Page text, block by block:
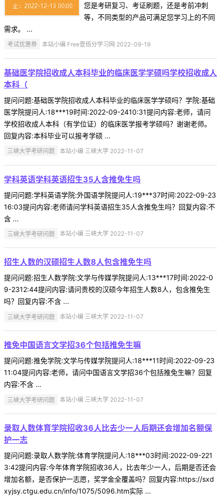
您是考研复习、考证刷题，还是考前冲刺
等，不同类型的产品可满足您学习上的不同
需求。 ...
考试优惠券 本站小编 Free壹佰分学习网 2022-09-19
基础医学院招收成人本科毕业的临床医学学硕吗学校招收成人
本科（
提问问题:基础医学院招收成人本科毕业的临床医学学硕吗？学院:基础
医学院提问人:18***19时间:2022-09-2410:31提问内容:老师，请问
学校招收成人本科（有学位证）的临床医学报考学硕吗？谢谢老师。
回复内容:本科毕业可以报考学硕 ...
三峡大学考研问题 本站小编 三峡大学 2022-11-07
学科英语学科英语招生35人含推免生吗
提问问题:学科英语学院:外国语学院提问人:19***37时间:2022-09-23
16:03提问内容:老师请问学科英语招生35人含推免生吗？回复内容:不
含 ...
三峡大学考研问题 本站小编 三峡大学 2022-11-07
招生人数的汉硕招生人数8人包含推免生吗
提问问题:招生人数学院:文学与传媒学院提问人:13***17时间:2022-0
9-2312:44提问内容:请问贵校的汉硕今年招生人数8人，包含推免生
吗？回复内容:不含 ...
三峡大学考研问题 本站小编 三峡大学 2022-11-07
推免中国语言文学招36个包括推免生嘛
提问问题:推免学院:文学与传媒学院提问人:18***11时间:2022-09-23
11:04提问内容:老师，请问中国语言文学招36个包括推免生嘛？回复
内容:不含 ...
三峡大学考研问题 本站小编 三峡大学 2022-11-07
录取人数体育学院招收36人比去少一人后期还会增加名额保
护一志
提问问题:录取人数学院:体育学院提问人:18***03时间:2022-09-221
3:42提问内容:今年体育学院招收36人，比去年少一人，后期是否还会
增加名额，是否保护一志愿，奖学金全覆盖吗？回复内容:https://sxd
xyjsy.ctgu.edu.cn/info/1075/5096.htm实际 ...